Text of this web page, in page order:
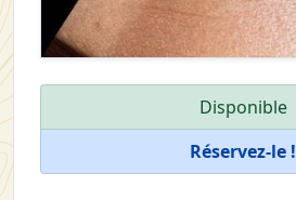
Disponible
Réservez-le !